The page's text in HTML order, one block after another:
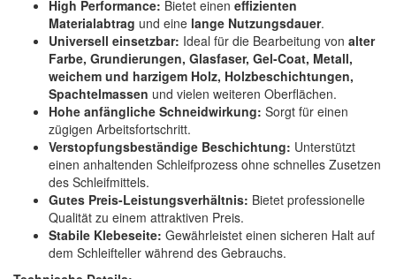
High Performance: Bietet einen effizienten
Materialabtrag und eine lange Nutzungsdauer.
Universell einsetzbar: Ideal für die Bearbeitung von alter
Farbe, Grundierungen, Glasfaser, Gel-Coat, Metall,
weichem und harzigem Holz, Holzbeschichtungen,
Spachtelmassen und vielen weiteren Oberflächen.
Hohe anfängliche Schneidwirkung: Sorgt für einen
zügigen Arbeitsfortschritt.
Verstopfungsbeständige Beschichtung: Unterstützt
einen anhaltenden Schleifprozess ohne schnelles Zusetzen
des Schleifmittels.
Gutes Preis-Leistungsverhältnis: Bietet professionelle
Qualität zu einem attraktiven Preis.
Stabile Klebeseite: Gewährleistet einen sicheren Halt auf
dem Schleifteller während des Gebrauchs.